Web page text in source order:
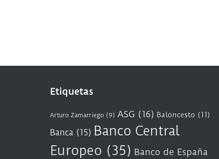
Etiquetas
Arturo Zamarriego (9) ASG (16) Baloncesto (11)
Banca (15) Banco Central
Europeo (35) Banco de España